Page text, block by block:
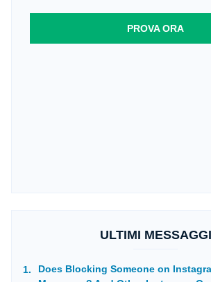
PROVA ORA
ULTIMI MESSAGGI
Does Blocking Someone on